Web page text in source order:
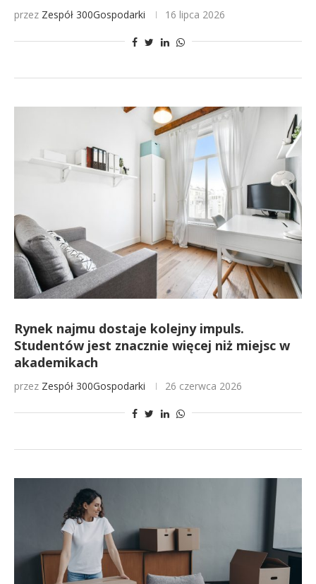
przez Zespół 300Gospodarki 16 lipca 2026
Rynek najmu dostaje kolejny impuls.
Studentów jest znacznie więcej niż miejsc w
akademikach
przez Zespół 300Gospodarki 26 czerwca 2026